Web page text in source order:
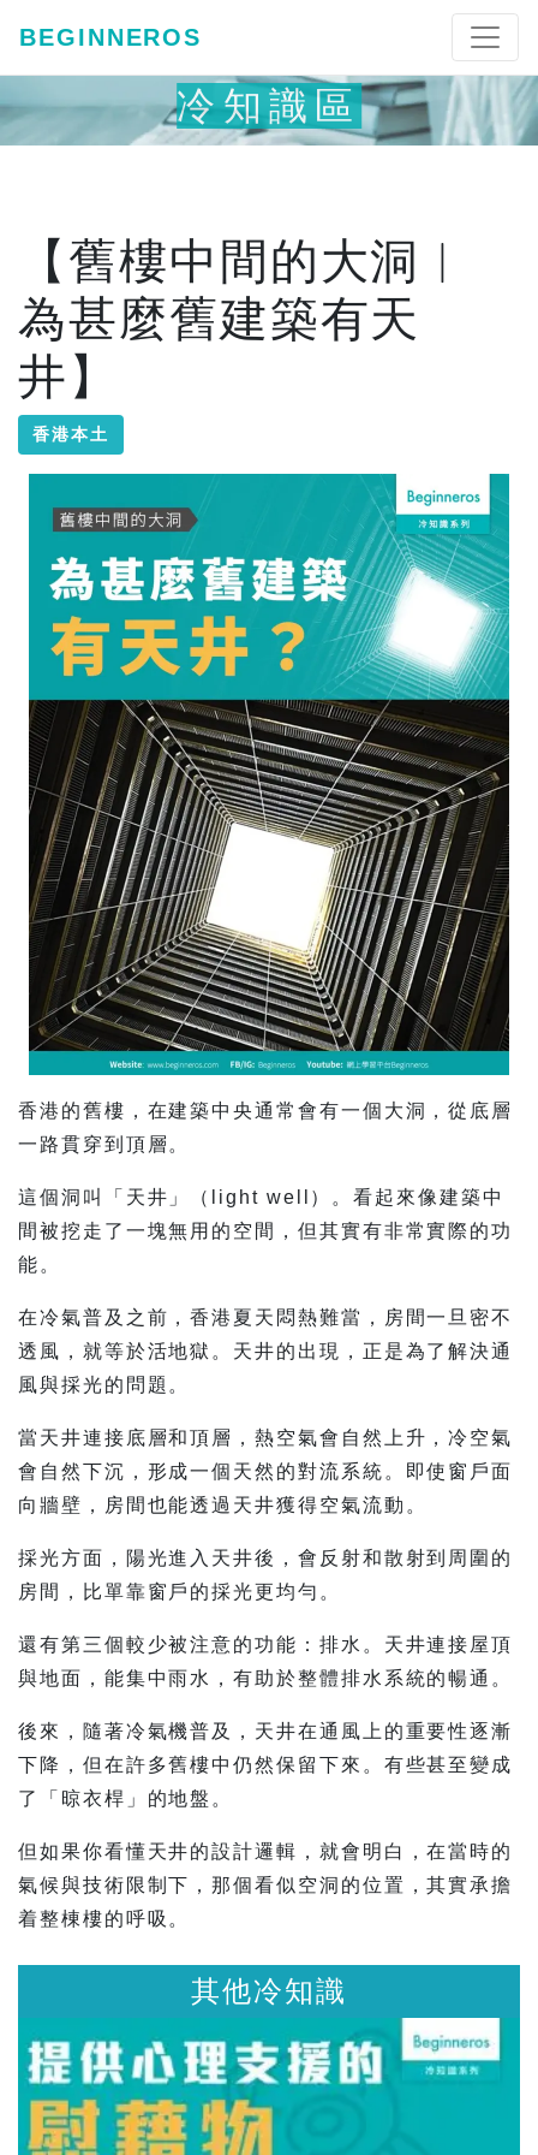
BEGINNEROS
冷知識區
【舊樓中間的大洞︱
為甚麼舊建築有天
井】
香港本土
香港的舊樓，在建築中央通常會有一個大洞，從底層
一路貫穿到頂層。
這個洞叫「天井」（light well）。看起來像建築中
間被挖走了一塊無用的空間，但其實有非常實際的功
能。
在冷氣普及之前，香港夏天悶熱難當，房間一旦密不
透風，就等於活地獄。天井的出現，正是為了解決通
風與採光的問題。
當天井連接底層和頂層，熱空氣會自然上升，冷空氣
會自然下沉，形成一個天然的對流系統。即使窗戶面
向牆壁，房間也能透過天井獲得空氣流動。
採光方面，陽光進入天井後，會反射和散射到周圍的
房間，比單靠窗戶的採光更均勻。
還有第三個較少被注意的功能：排水。天井連接屋頂
與地面，能集中雨水，有助於整體排水系統的暢通。
後來，隨著冷氣機普及，天井在通風上的重要性逐漸
下降，但在許多舊樓中仍然保留下來。有些甚至變成
了「晾衣桿」的地盤。
但如果你看懂天井的設計邏輯，就會明白，在當時的
氣候與技術限制下，那個看似空洞的位置，其實承擔
着整棟樓的呼吸。
其他冷知識